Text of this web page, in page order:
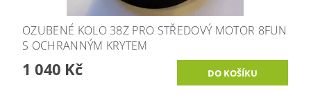
OZUBENÉ KOLO 38Z PRO STŘEDOVÝ MOTOR 8FUN
S OCHRANNÝM KRYTEM
1 040 Kč